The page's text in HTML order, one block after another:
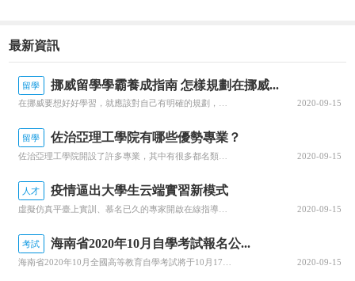
最新資訊
留學 挪威留學學霸養成指南 怎樣規劃在挪威...
2020-09-15
留學 佐治亞理工學院有哪些優勢專業？
2020-09-15
人才 疫情逼出大學生云端實習新模式
2020-09-15
考試 海南省2020年10月自學考試報名公...
2020-09-15